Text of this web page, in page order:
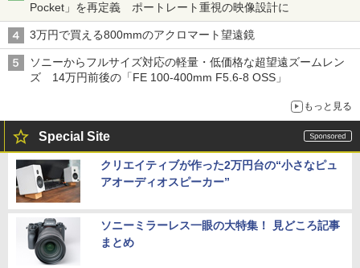
Pocket」を再定義 ポートレート重視の映像設計に
3万円で買える800mmのアクロマート望遠鏡
ソニーからフルサイズ対応の軽量・低価格な超望遠ズームレン
ズ 14万円前後の「FE 100-400mm F5.6-8 OSS」
もっと見る
Special Site
クリエイティブが作った2万円台の“小さなピュ
アオーディオスピーカー”
ソニーミラーレス一眼の大特集！ 見どころ記事
まとめ